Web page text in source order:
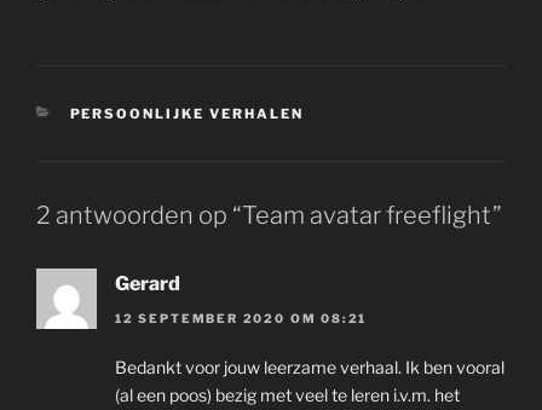
CATEGORIEËN
PERSOONLIJKE VERHALEN
2 antwoorden op “Team avatar freeflight”
Gerard
12 SEPTEMBER 2020 OM 08:21
Bedankt voor jouw leerzame verhaal. Ik ben vooral
(al een poos) bezig met veel te leren i.v.m. het